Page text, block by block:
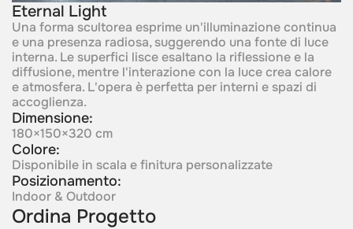
Eternal Light
Una forma scultorea esprime un'illuminazione continua
e una presenza radiosa, suggerendo una fonte di luce
interna. Le superfici lisce esaltano la riflessione e la
diffusione, mentre l'interazione con la luce crea calore
e atmosfera. L'opera è perfetta per interni e spazi di
accoglienza.
Dimensione:
180×150×320 cm
Colore:
Disponibile in scala e finitura personalizzate
Posizionamento:
Indoor & Outdoor
Ordina Progetto